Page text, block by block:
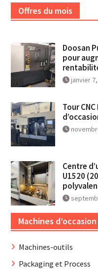
Offres du mois
Doosan
pour
janvier
Tour
Centre
U1520
Machines d’occasion
Machines-outils
Packaging et Process